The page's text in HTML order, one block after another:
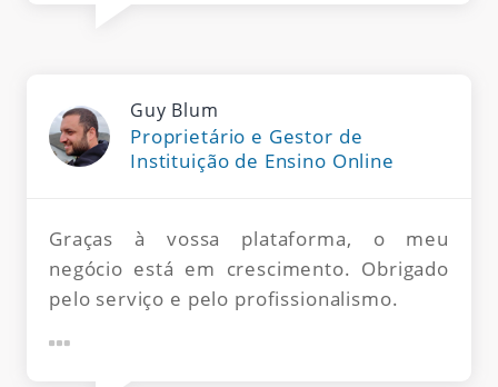
Guy Blum
Proprietário e Gestor de
Instituição de Ensino Online
Graças à vossa plataforma, o meu
negócio está em crescimento. Obrigado
pelo serviço e pelo profissionalismo.